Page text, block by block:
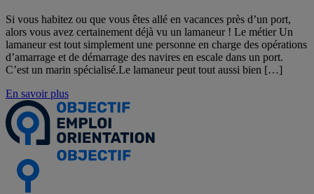
Si vous habitez ou que vous êtes allé en vacances près d’un port,
alors vous avez certainement déjà vu un lamaneur ! Le métier Un
lamaneur est tout simplement une personne en charge des opérations
d’amarrage et de démarrage des navires en escale dans un port.
C’est un marin spécialisé.Le lamaneur peut tout aussi bien […]
En savoir plus